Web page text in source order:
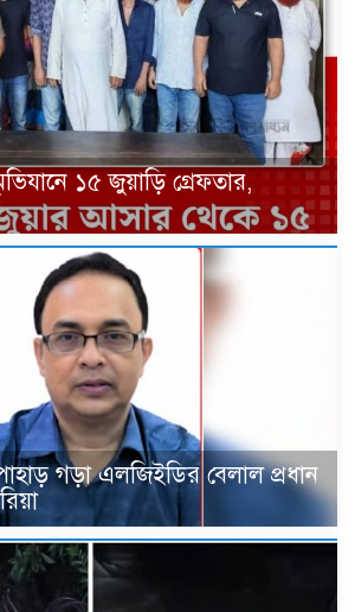
১৫ জুয়াড়ি গ্রেফতার,
গড়া এলজিইডির বেলাল প্রধান